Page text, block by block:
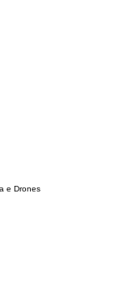
e Drones